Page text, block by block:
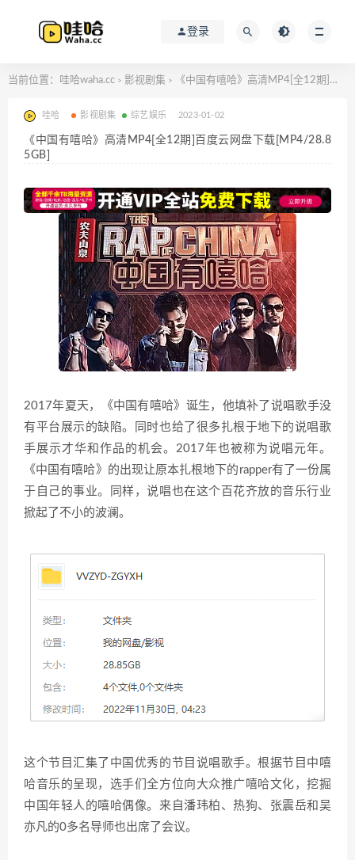
登录
当前位置： 哇哈waha.cc > 影视剧集 > 《中国有嘻哈》高清MP4[全12期]百度云网盘下载[MP4/28.85GB]
哇哈 影视剧集 综艺娱乐 2023-01-02
《中国有嘻哈》高清MP4[全12期]百度云网盘下载[MP4/28.8
5GB]
2017年夏天，《中国有嘻哈》诞生，他填补了说唱歌手没
有平台展示的缺陷。同时也给了很多扎根于地下的说唱歌
手展示才华和作品的机会。2017年也被称为说唱元年。
《中国有嘻哈》的出现让原本扎根地下的rapper有了一份属
于自己的事业。同样，说唱也在这个百花齐放的音乐行业
掀起了不小的波澜。
这个节目汇集了中国优秀的节目说唱歌手。根据节目中嘻
哈音乐的呈现，选手们全方位向大众推广嘻哈文化，挖掘
中国年轻人的嘻哈偶像。来自潘玮柏、热狗、张震岳和吴
亦凡的0多名导师也出席了会议。